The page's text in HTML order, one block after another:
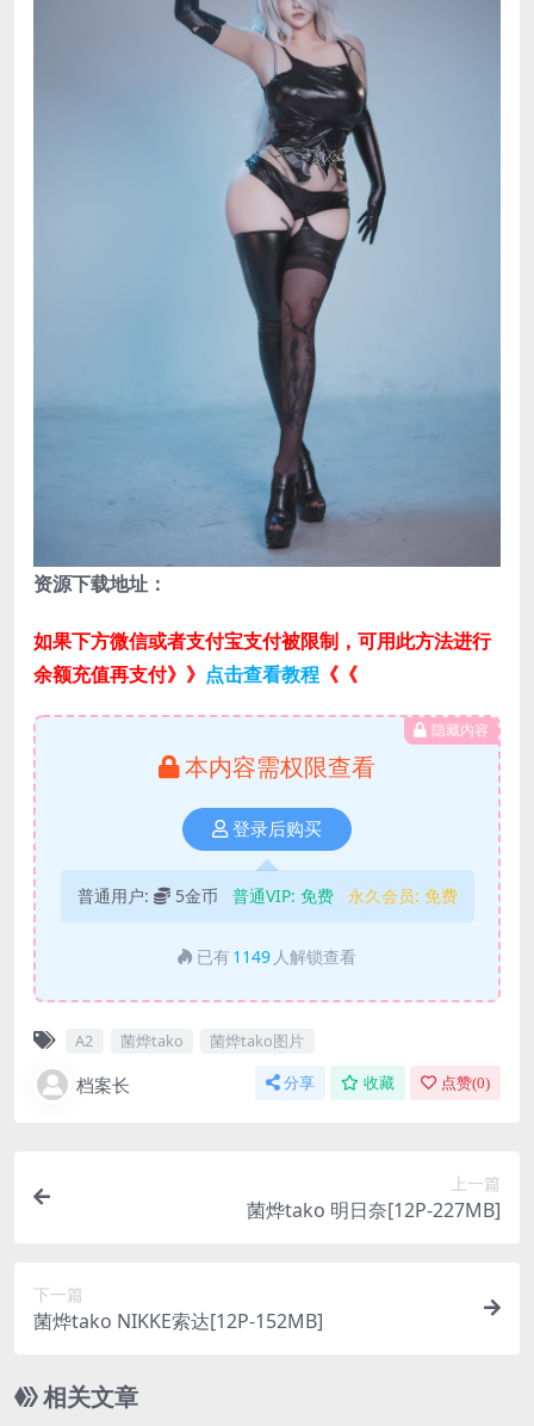
资源下载地址：
如果下方微信或者支付宝支付被限制，可用此方法进行
余额充值再支付》》 点击查看教程 《《
隐藏内容
本内容需权限查看
登录后购买
普通用户: 5金币 普通VIP: 免费 永久会员: 免费
已有 1149 人解锁查看
A2 菌烨tako 菌烨tako图片
档案长 分享 收藏 点赞(0)
上一篇
菌烨tako 明日奈[12P-227MB]
下一篇
菌烨tako NIKKE索达[12P-152MB]
相关文章